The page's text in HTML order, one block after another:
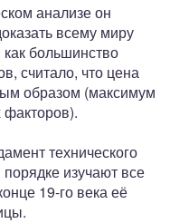
анализе он
всему миру
большинство
считало, что цена
образом (максимум
факторов).
технического
изучают все
19-го века её